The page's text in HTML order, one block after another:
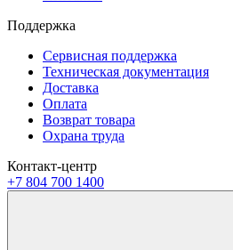
Поддержка
Сервисная поддержка
Техническая документация
Доставка
Оплата
Возврат товара
Охрана труда
Контакт-центр
+7 804 700 1400